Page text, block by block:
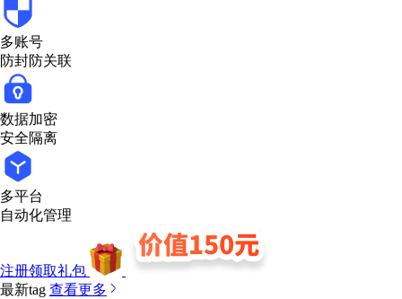
多账号
防封防关联
数据加密
安全隔离
多平台
自动化管理
注册领取礼包
最新tag 查看更多